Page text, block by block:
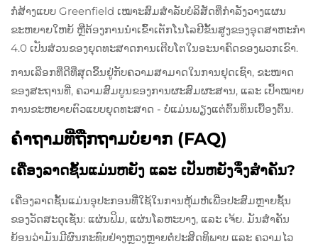
ກໍ່ສ້າງແບບ Greenfield ເໝາະສົມສຳລັບບໍລິສັດທີ່ກຳລັງວາງແຜນ
ຂະຫຍາຍໃຫຍ້ ຫຼືຕ້ອງການນຳເຂົ້າເຕັກໂນໂລຢີຂັ້ນສູງຂອງອຸດສາຫະກຳ
4.0 ເປັນສ່ວນຂອງຍຸດທະສາດການເຕີບໂຕໃນອະນາຄົດຂອງພວກເຂົາ.
ການເລືອກທີ່ດີທີ່ສຸດຂຶ້ນຢູ່ກັບຄວາມສາມາດໃນການຢຸດເຊົາ, ຂະໜາດ
ຂອງສະຖານທີ່, ຄວາມສົມບູນຂອງການຜະສົມຜະສານ, ແລະ ເປົ້າໝາຍ
ການຂະຫຍາຍຕົວແບບຍຸດທະສາດ - ບໍ່ແມ່ນພຽງແຕ່ຕົ້ນທຶນເບື້ອງຕົ້ນ.
ຄຳຖາມທີ່ຖືກຖາມບໍ່ຍາກ (FAQ)
ເຄື່ອງລາດຊັ້ນແມ່ນຫຍັງ ແລະ ເປັນຫຍັງຈຶ່ງສຳຄັນ?
ເຄື່ອງລາດຊັ້ນແມ່ນອຸປະກອນທີ່ໃຊ້ໃນການຫຸ້ມຫໍ່ເພື່ອປະສົມຫຼາຍຊັ້ນ
ຂອງວັດສະດຸເຊັ່ນ: ແຜ່ນຟິມ, ແຜ່ນໂລຫະບາງ, ແລະ ເຈ້ຍ. ມັນສຳຄັນ
ຍ້ອນວ່າມັນມີຜົນກະທົບຢ່າງຫຼວງຫຼາຍຕໍ່ປະສິດທິພາບ ແລະ ຄວາມໄວ